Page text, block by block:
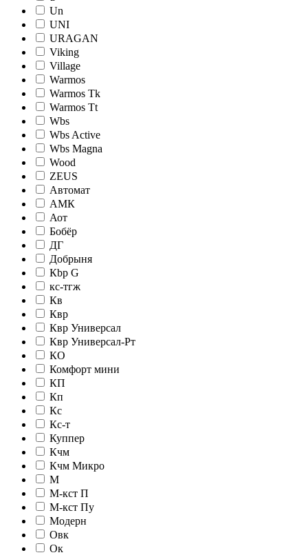
Un
UNI
URAGAN
Viking
Village
Warmos
Warmos Tk
Warmos Tt
Wbs
Wbs Active
Wbs Magna
Wood
ZEUS
Автомат
АМК
Аот
Бобёр
ДГ
Добрыня
Кbр G
кc-тгж
Кв
Квр
Квр Универсал
Квр Универсал-Рт
КО
Комфорт мини
КП
Кп
Кс
Кс-т
Куппер
Кчм
Кчм Микро
М
М-кст П
М-кст Пу
Модерн
Овк
Ок